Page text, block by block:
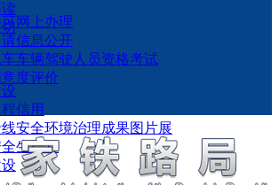
网上办理
信息公开
车辆驾驶人员资格考试
度评价
信用
安全环境治理成果图片展
生产月